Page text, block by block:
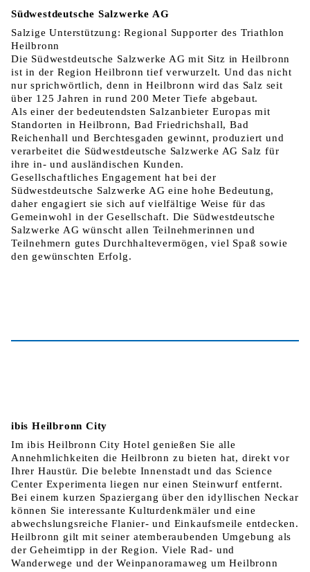
Südwestdeutsche Salzwerke AG
Salzige Unterstützung: Regional Supporter des Triathlon
Heilbronn
Die Südwestdeutsche Salzwerke AG mit Sitz in Heilbronn
ist in der Region Heilbronn tief verwurzelt. Und das nicht
nur sprichwörtlich, denn in Heilbronn wird das Salz seit
über 125 Jahren in rund 200 Meter Tiefe abgebaut.
Als einer der bedeutendsten Salzanbieter Europas mit
Standorten in Heilbronn, Bad Friedrichshall, Bad
Reichenhall und Berchtesgaden gewinnt, produziert und
verarbeitet die Südwestdeutsche Salzwerke AG Salz für
ihre in- und ausländischen Kunden.
Gesellschaftliches Engagement hat bei der
Südwestdeutsche Salzwerke AG eine hohe Bedeutung,
daher engagiert sie sich auf vielfältige Weise für das
Gemeinwohl in der Gesellschaft. Die Südwestdeutsche
Salzwerke AG wünscht allen Teilnehmerinnen und
Teilnehmern gutes Durchhaltevermögen, viel Spaß sowie
den gewünschten Erfolg.
ibis Heilbronn City
Im ibis Heilbronn City Hotel genießen Sie alle
Annehmlichkeiten die Heilbronn zu bieten hat, direkt vor
Ihrer Haustür. Die belebte Innenstadt und das Science
Center Experimenta liegen nur einen Steinwurf entfernt.
Bei einem kurzen Spaziergang über den idyllischen Neckar
können Sie interessante Kulturdenkmäler und eine
abwechslungsreiche Flanier- und Einkaufsmeile entdecken.
Heilbronn gilt mit seiner atemberaubenden Umgebung als
der Geheimtipp in der Region. Viele Rad- und
Wanderwege und der Weinpanoramaweg um Heilbronn